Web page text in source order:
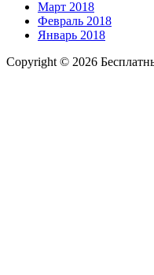
Март 2018
Февраль 2018
Январь 2018
Copyright © 2026